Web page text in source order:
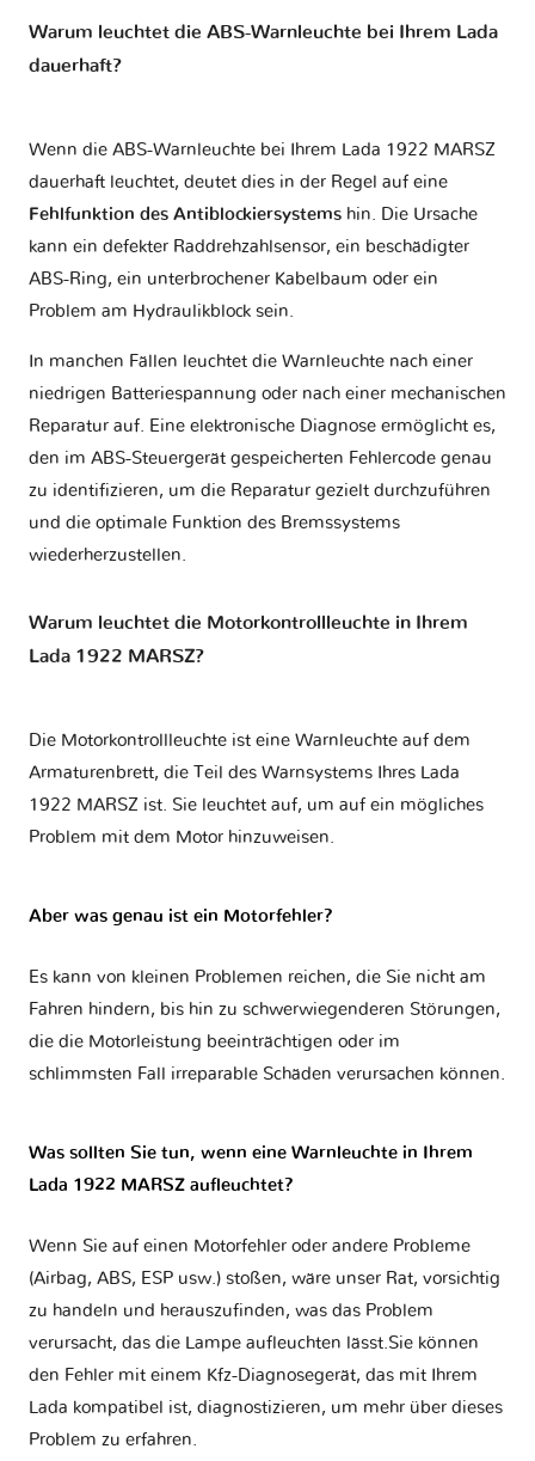
Warum leuchtet die ABS-Warnleuchte bei Ihrem Lada
dauerhaft?
Wenn die ABS-Warnleuchte bei Ihrem Lada 1922 MARSZ
dauerhaft leuchtet, deutet dies in der Regel auf eine
Fehlfunktion des Antiblockiersystems hin. Die Ursache
kann ein defekter Raddrehzahlsensor, ein beschädigter
ABS-Ring, ein unterbrochener Kabelbaum oder ein
Problem am Hydraulikblock sein.
In manchen Fällen leuchtet die Warnleuchte nach einer
niedrigen Batteriespannung oder nach einer mechanischen
Reparatur auf. Eine elektronische Diagnose ermöglicht es,
den im ABS-Steuergerät gespeicherten Fehlercode genau
zu identifizieren, um die Reparatur gezielt durchzuführen
und die optimale Funktion des Bremssystems
wiederherzustellen.
Warum leuchtet die Motorkontrollleuchte in Ihrem
Lada 1922 MARSZ?
Die Motorkontrollleuchte ist eine Warnleuchte auf dem
Armaturenbrett, die Teil des Warnsystems Ihres Lada
1922 MARSZ ist. Sie leuchtet auf, um auf ein mögliches
Problem mit dem Motor hinzuweisen.
Aber was genau ist ein Motorfehler?
Es kann von kleinen Problemen reichen, die Sie nicht am
Fahren hindern, bis hin zu schwerwiegenderen Störungen,
die die Motorleistung beeinträchtigen oder im
schlimmsten Fall irreparable Schäden verursachen können.
Was sollten Sie tun, wenn eine Warnleuchte in Ihrem
Lada 1922 MARSZ aufleuchtet?
Wenn Sie auf einen Motorfehler oder andere Probleme
(Airbag, ABS, ESP usw.) stoßen, wäre unser Rat, vorsichtig
zu handeln und herauszufinden, was das Problem
verursacht, das die Lampe aufleuchten lässt.Sie können
den Fehler mit einem Kfz-Diagnosegerät, das mit Ihrem
Lada kompatibel ist, diagnostizieren, um mehr über dieses
Problem zu erfahren.